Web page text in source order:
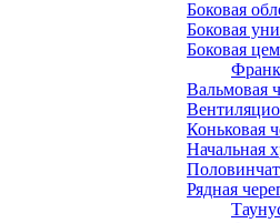
Боковая
Боковая
Боковая
Вальмовая
Коньковая
Начальная
Рядная